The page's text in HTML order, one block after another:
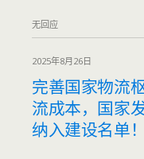
无回应
2025年8月26日
完善国家物流
流成本，国家
纳入建设名单！